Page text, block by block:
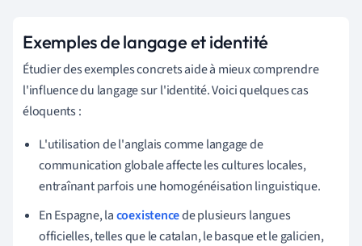
Exemples de langage et identité
Étudier des exemples concrets aide à mieux comprendre
l'influence du langage sur l'identité. Voici quelques cas
éloquents :
L'utilisation de l'anglais comme langage de
communication globale affecte les cultures locales,
entraînant parfois une homogénéisation linguistique.
En Espagne, lacoexistencede plusieurs langues
officielles, telles que le catalan, le basque et le galicien,